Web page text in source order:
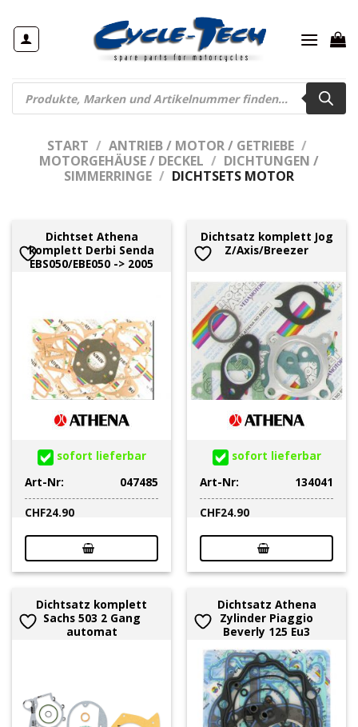
Inhalt
springen
Products
search
START / ANTRIEB / MOTOR / GETRIEBE /
MOTORGEHÄUSE / DECKEL / DICHTUNGEN /
SIMMERRINGE / DICHTSETS MOTOR
Dichtset Athena
komplett Derbi Senda
EBS050/EBE050 -> 2005
sofort lieferbar
Art-Nr:
047485
CHF24.90
Dichtsatz komplett Jog
Z/Axis/Breezer
sofort lieferbar
Art-Nr:
134041
CHF24.90
Dichtsatz komplett
Sachs 503 2 Gang
automat
Dichtsatz Athena
Zylinder Piaggio
Beverly 125 Eu3